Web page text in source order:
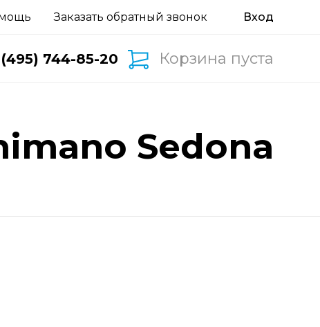
Заказать обратный звонок
(495) 744-85-20 Корзина пуста
Sedona